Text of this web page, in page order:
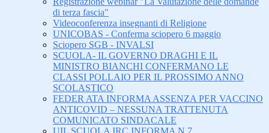
di terza fascia"
Videoconferenza insegnanti di Religione
UNICOBAS - Conferma sciopero 6 maggio
Sciopero SGB - INVALSI
SCUOLA- IL GOVERNO DRAGHI E IL
MINISTRO BIANCHI CONFERMANO LE
CLASSI POLLAIO PER IL PROSSIMO ANNO
SCOLASTICO
FEDER ATA INFORMA ASSENZA PER VACCINO
ANTICOVID – NESSUNA TRATTENUTA
COMUNICATO SINDACALE